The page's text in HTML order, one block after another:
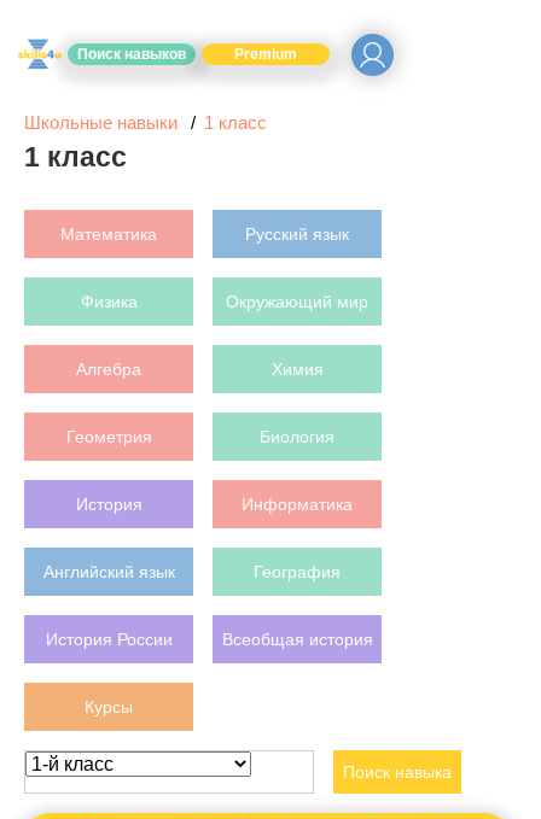
Поиск навыков Premium
Школьные навыки 1 класс
1 класс
Математика Русский язык
Физика Окружающий мир
Алгебра Химия
Геометрия Биология
История Информатика
Английский язык География
История России Всеобщая история
Курсы
Поиск навыка